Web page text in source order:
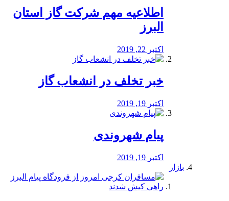
️اطلاعیه مهم شرکت گاز استان
البرز
اکتبر 22, 2019
خبر تخلف در انشعاب گاز
اکتبر 19, 2019
پیام شهروندی
اکتبر 19, 2019
بازار